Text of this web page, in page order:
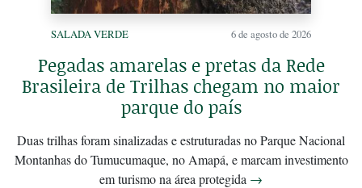
SALADA VERDE 6 de agosto de 2026
Pegadas amarelas e pretas da Rede
Brasileira de Trilhas chegam no maior
parque do país
Duas trilhas foram sinalizadas e estruturadas no Parque Nacional
Montanhas do Tumucumaque, no Amapá, e marcam investimento
em turismo na área protegida →